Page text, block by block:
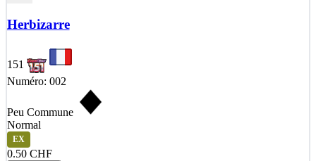
Herbizarre
151
Numéro: 002
Peu Commune
Normal
EX
0.50 CHF